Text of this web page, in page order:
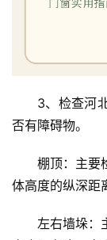
门
讯
3、检查河
否有障碍物。
棚顶：主要
体高度的纵深距
左右墙垛：